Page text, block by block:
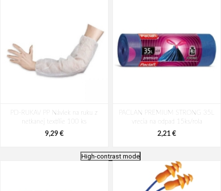
PD-RUKAV PP Návlek na ruku z
netkanej textílie 100 ks
9,29 €
PACLAN PREMIUM STRONG 35L
vrecia na odpad 15ks/rola
2,21 €
High-contrast mode